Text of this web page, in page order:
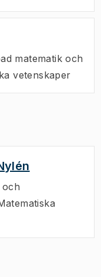
matematik och
vetenskaper
och